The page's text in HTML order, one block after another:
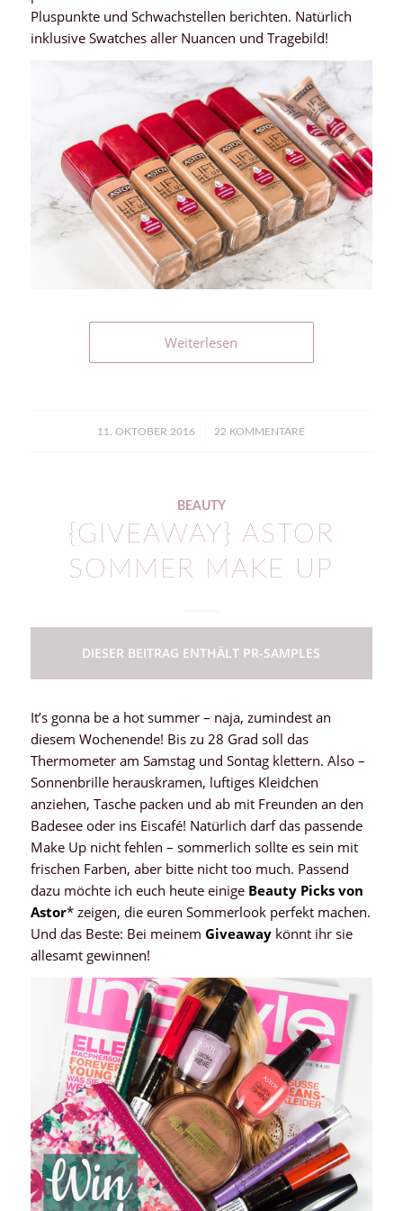
Pluspunkte und Schwachstellen berichten. Natürlich
inklusive Swatches aller Nuancen und Tragebild!
Weiterlesen
11. OKTOBER 2016
/ 22 KOMMENTARE
BEAUTY
{GIVEAWAY} ASTOR
SOMMER MAKE UP
DIESER BEITRAG ENTHÄLT PR-SAMPLES
It’s gonna be a hot summer – naja, zumindest an
diesem Wochenende! Bis zu 28 Grad soll das
Thermometer am Samstag und Sontag klettern. Also –
Sonnenbrille herauskramen, luftiges Kleidchen
anziehen, Tasche packen und ab mit Freunden an den
Badesee oder ins Eiscafé! Natürlich darf das passende
Make Up nicht fehlen – sommerlich sollte es sein mit
frischen Farben, aber bitte nicht too much. Passend
dazu möchte ich euch heute einige Beauty Picks von
Astor* zeigen, die euren Sommerlook perfekt machen.
Und das Beste: Bei meinem Giveawaykönnt ihr sie
allesamt gewinnen!